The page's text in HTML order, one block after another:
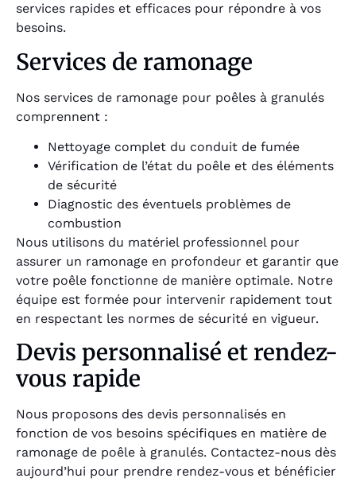
services rapides et efficaces pour répondre à vos
besoins.
Services de ramonage
Nos services de ramonage pour poêles à granulés
comprennent :
Nettoyage complet du conduit de fumée
Vérification de l’état du poêle et des éléments
de sécurité
Diagnostic des éventuels problèmes de
combustion
Nous utilisons du matériel professionnel pour
assurer un ramonage en profondeur et garantir que
votre poêle fonctionne de manière optimale. Notre
équipe est formée pour intervenir rapidement tout
en respectant les normes de sécurité en vigueur.
Devis personnalisé et rendez-
vous rapide
Nous proposons des devis personnalisés en
fonction de vos besoins spécifiques en matière de
ramonage de poêle à granulés. Contactez-nous dès
aujourd’hui pour prendre rendez-vous et bénéficier